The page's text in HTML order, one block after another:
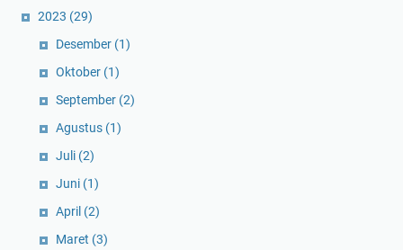
2023 (29)
Desember (1)
Oktober (1)
September (2)
Agustus (1)
Juli (2)
Juni (1)
April (2)
Maret (3)